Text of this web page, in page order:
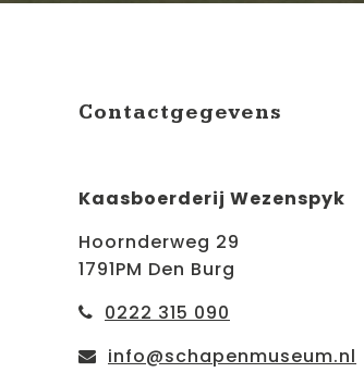
Contactgegevens
Kaasboerderij Wezenspyk
Hoornderweg 29
1791PM Den Burg
0222 315 090
info@schapenmuseum.nl